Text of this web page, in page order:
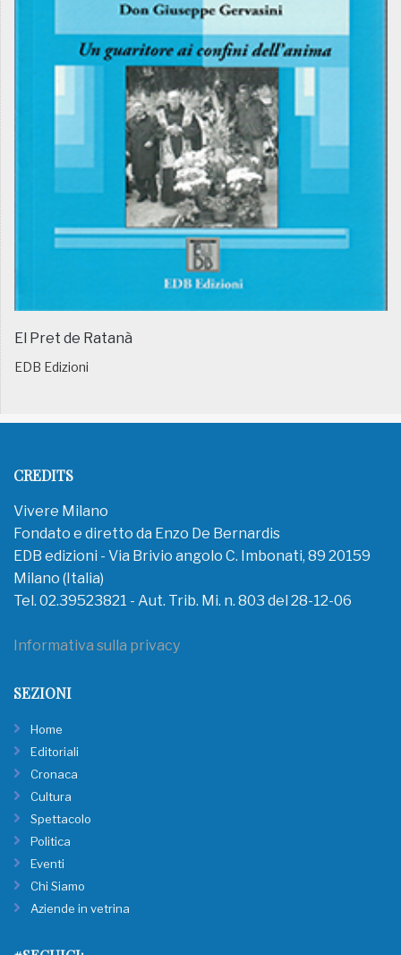
El Pret de Ratanà
EDB Edizioni
CREDITS
Vivere Milano
Fondato e diretto da Enzo De Bernardis
EDB edizioni - Via Brivio angolo C. Imbonati, 89 20159
Milano (Italia)
Tel. 02.39523821 - Aut. Trib. Mi. n. 803 del 28-12-06
Informativa sulla privacy
SEZIONI
Home
Editoriali
Cronaca
Cultura
Spettacolo
Politica
Eventi
Chi Siamo
Aziende in vetrina